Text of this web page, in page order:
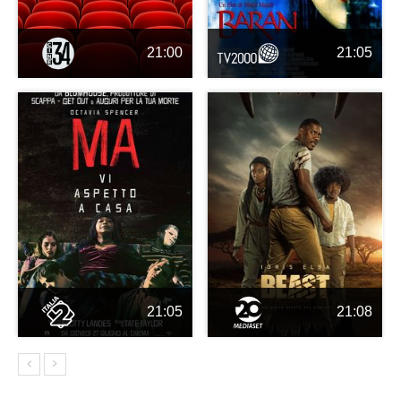
21:00 21:05
21:05 21:08